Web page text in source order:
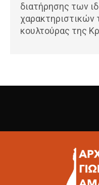
διατήρησης των
χαρακτηριστικών
κουλτούρας της